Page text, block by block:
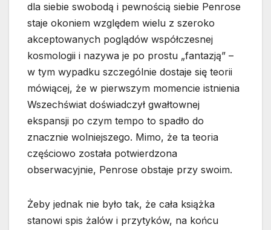
dla siebie swobodą i pewnością siebie Penrose
staje okoniem względem wielu z szeroko
akceptowanych poglądów współczesnej
kosmologii i nazywa je po prostu „fantazją” –
w tym wypadku szczególnie dostaje się teorii
mówiącej, że w pierwszym momencie istnienia
Wszechświat doświadczył gwałtownej
ekspansji po czym tempo to spadło do
znacznie wolniejszego. Mimo, że ta teoria
częściowo została potwierdzona
obserwacyjnie, Penrose obstaje przy swoim.
Żeby jednak nie było tak, że cała książka
stanowi spis żalów i przytyków, na końcu